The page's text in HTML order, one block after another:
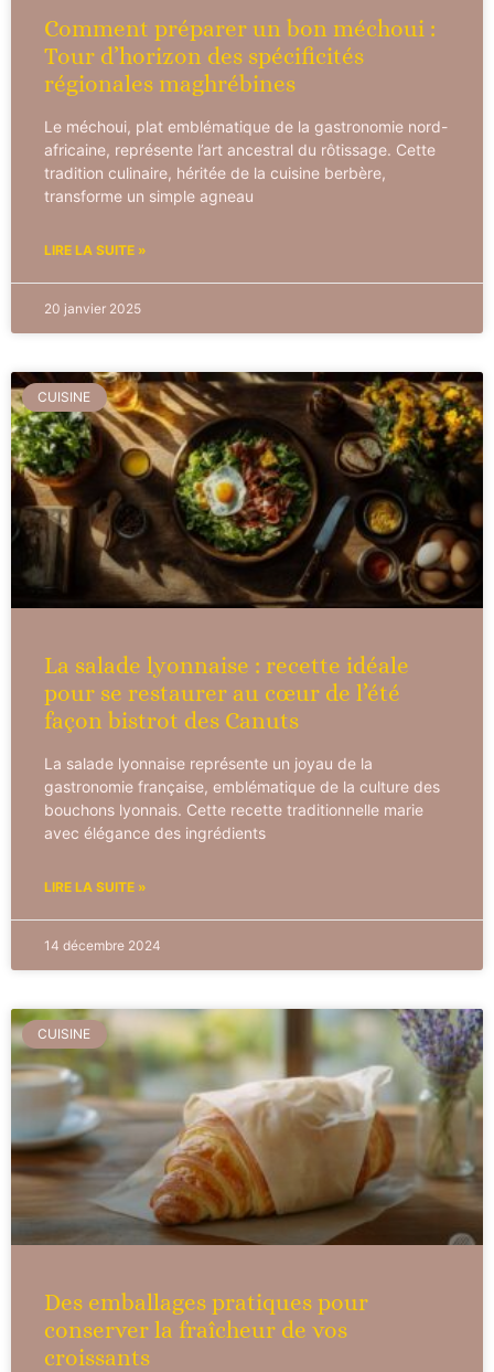
Comment préparer un bon méchoui :
Tour d’horizon des spécificités
régionales maghrébines
Le méchoui, plat emblématique de la gastronomie nord-
africaine, représente l’art ancestral du rôtissage. Cette
tradition culinaire, héritée de la cuisine berbère,
transforme un simple agneau
LIRE LA SUITE »
20 janvier 2025
CUISINE
La salade lyonnaise : recette idéale
pour se restaurer au cœur de l’été
façon bistrot des Canuts
La salade lyonnaise représente un joyau de la
gastronomie française, emblématique de la culture des
bouchons lyonnais. Cette recette traditionnelle marie
avec élégance des ingrédients
LIRE LA SUITE »
14 décembre 2024
CUISINE
Des emballages pratiques pour
conserver la fraîcheur de vos
croissants